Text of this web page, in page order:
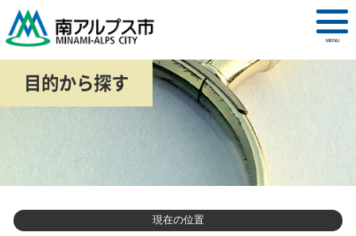
MENU
目的から探す
現在の位置